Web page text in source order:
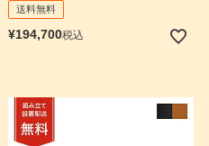
送料無料
¥194,700税込